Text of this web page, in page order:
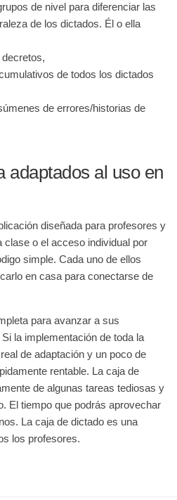
de nivel para diferenciar las
de los dictados. Él o ella
de todos los dictados
de errores/historias de
adaptados al uso en
diseñada para profesores y
o el acceso individual por
simple. Cada uno de ellos
en casa para conectarse de
para avanzar a sus
la implementación de toda la
de adaptación y un poco de
rentable. La caja de
de algunas tareas tediosas y
El tiempo que podrás aprovechar
La caja de dictado es una
los profesores.